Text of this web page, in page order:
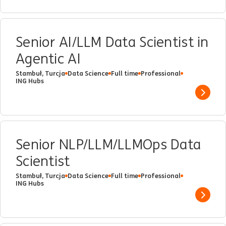
Senior AI/LLM Data Scientist in
Agentic AI
Stambuł, Turcja Data Science Full time Professional
ING Hubs
Show
Senior NLP/LLM/LLMOps Data
Scientist
Stambuł, Turcja Data Science Full time Professional
ING Hubs
Show